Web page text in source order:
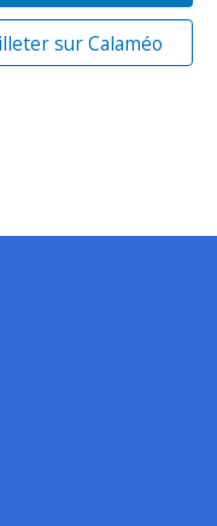
sur Calaméo